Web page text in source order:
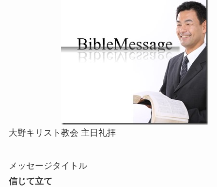
大野キリスト教会 主日礼拝
メッセージタイトル
信じて立て